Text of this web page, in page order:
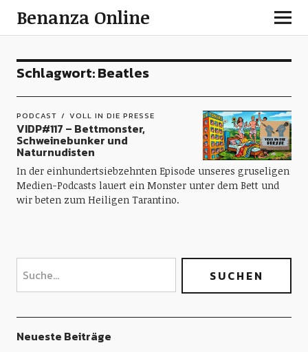
Benanza Online
Schlagwort:Beatles
PODCAST VOLL IN DIE PRESSE
VIDP#117 – Bettmonster,
Schweinebunker und
Naturnudisten
In der einhundertsiebzehnten Episode unseres gruseligen
Medien-Podcasts lauert ein Monster unter dem Bett und
wir beten zum Heiligen Tarantino.
Neueste Beiträge